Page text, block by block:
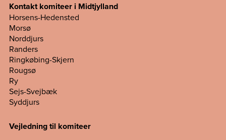
Kontakt komiteer i Midtjylland
Horsens-Hedensted
Morsø
Norddjurs
Randers
Ringkøbing-Skjern
Rougsø
Ry
Sejs-Svejbæk
Syddjurs
Vejledning til komiteer